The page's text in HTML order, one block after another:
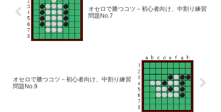
オセロで勝つコツ－初心者向け、中割り練習
問題No.7
オセロで勝つコツ－初心者向け、中割り練習
問題No.9